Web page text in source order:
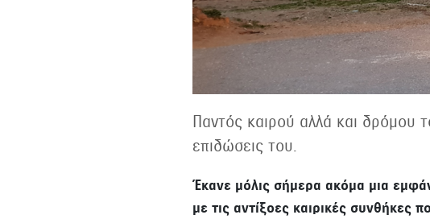
Παντός καιρού αλλά και δρόμου
επιδώσεις του.
Έκανε μόλις σήμερα ακόμα μια
με τις αντίξοες καιρικές συνθήκες